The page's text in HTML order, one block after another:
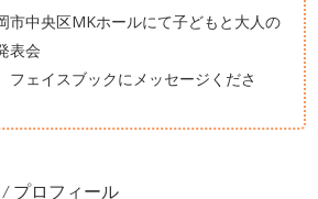
市中央区MKホールにて子どもと大人の
表会
フェイスブックにメッセージくださ
/ プロフィール